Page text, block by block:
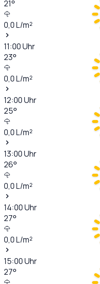
21°
0,0L/m²
11:00Uhr
23°
0,0L/m²
12:00Uhr
25°
0,0L/m²
13:00Uhr
26°
0,0L/m²
14:00Uhr
27°
0,0L/m²
15:00Uhr
27°